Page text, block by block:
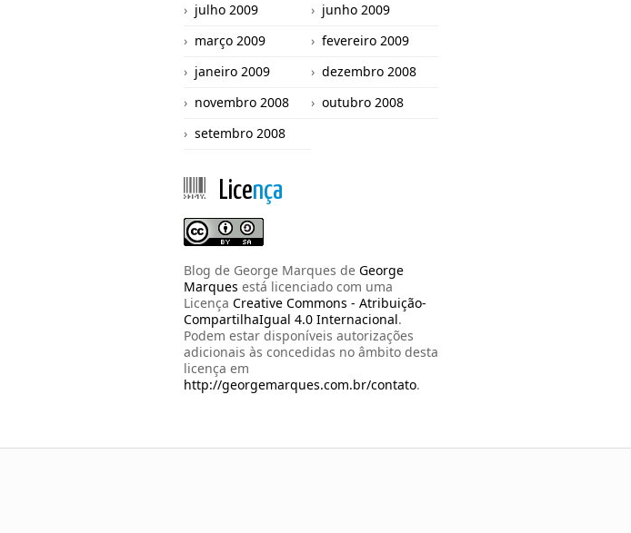
julho 2009
junho 2009
março 2009
fevereiro 2009
janeiro 2009
dezembro 2008
novembro 2008
outubro 2008
setembro 2008
Licença
Blog de George Marques de George
Marques está licenciado com uma
Licença Creative Commons - Atribuição-
CompartilhaIgual 4.0 Internacional.
Podem estar disponíveis autorizações
adicionais às concedidas no âmbito desta
licença em
http://georgemarques.com.br/contato.